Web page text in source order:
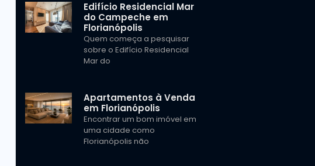
Edifício Residencial Mar
do Campeche em
Florianópolis
Quem começa a pesquisar
sobre o Edifício Residencial
Mar do
Apartamentos à Venda
em Florianópolis
Encontrar um bom imóvel em
uma cidade como
Florianópolis não